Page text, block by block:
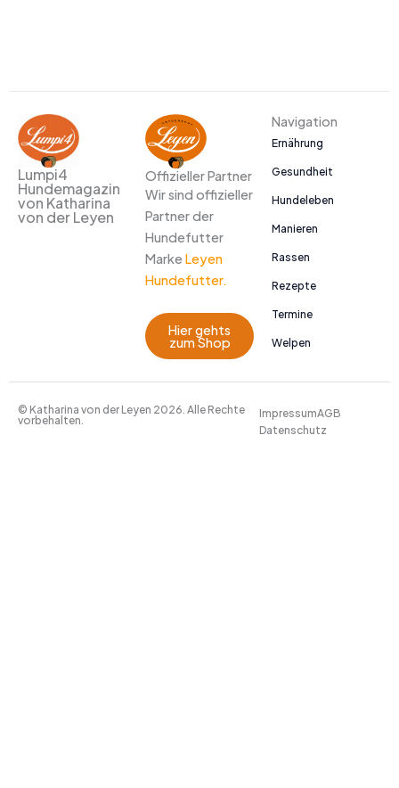
Lumpi4
Hundemagazin
von Katharina
von der Leyen
Offizieller Partner
Wir sind offizieller
Partner der
Hundefutter
Marke Leyen
Hundefutter.
Hier gehts
zum Shop
Navigation
Ernährung
Gesundheit
Hundeleben
Manieren
Rassen
Rezepte
Termine
Welpen
© Katharina von der Leyen 2026. Alle Rechte
vorbehalten.
ImpressumAGB
Datenschutz